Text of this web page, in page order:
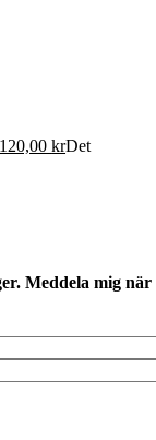
120,00krDet
Meddela mig när